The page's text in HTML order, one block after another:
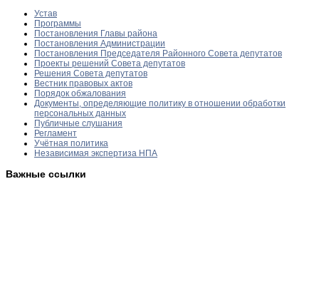
Устав
Программы
Постановления Главы района
Постановления Администрации
Постановления Председателя Районного Совета депутатов
Проекты решений Совета депутатов
Решения Совета депутатов
Вестник правовых актов
Порядок обжалования
Документы, определяющие политику в отношении обработки
персональных данных
Публичные слушания
Регламент
Учётная политика
Независимая экспертиза НПА
Важные ссылки